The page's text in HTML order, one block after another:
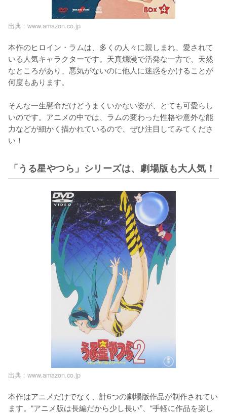
出典 : www.amazon.co.jp
本作のヒロイン・ラムは、多くの人々に親しまれ、愛されて
いる人気キャラクターです。天真爛漫で活発な一方で、天然
なところがあり、悪気がないのに他人に迷惑をかけることが
何度もあります。
そんな一生懸命だけどうまくいかない姿が、とても可愛らし
いのです。アニメの中では、ラムの変わった性格や意外な能
力などが細かく描かれているので、ぜひ注目してみてくださ
い！
「うる星やつら」シリーズは、劇場版も大人気！
出典 : www.amazon.co.jp
本作はアニメだけでなく、計6つの劇場版作品が制作されてい
ます。“アニメ版は長編だから少し長い”、“手軽に作品を楽し